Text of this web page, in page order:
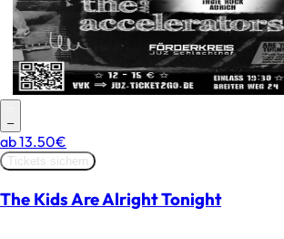
–
ab13.50€
Tickets sichern
The Kids Are Alright Tonight